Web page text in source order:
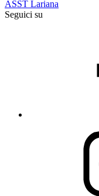
ASST Lariana
Seguici su